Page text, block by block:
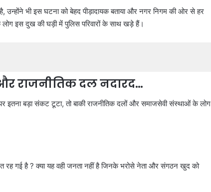
उन्होंने भी इस घटना को बेहद पीड़ादायक बताया और नगर निगम की ओर से हर
इस दुख की घड़ी में पुलिस परिवारों के साथ खड़े हैं।
राजनीतिक दल नदारद…
इतना बड़ा संकट टूटा, तो बाकी राजनीतिक दलों और समाजसेवी संस्थाओं के लोग
रह गई है ? क्या यह वही जनता नहीं है जिनके भरोसे नेता और संगठन खुद को